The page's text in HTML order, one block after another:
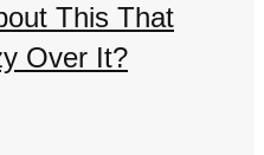
This That
Over It?